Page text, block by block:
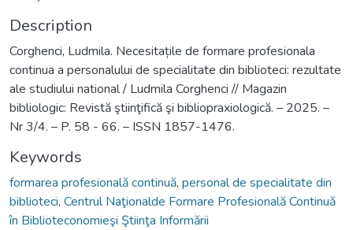
Description
Corghenci, Ludmila. Necesitațile de formare profesionala
continua a personalului de specialitate din biblioteci: rezultate
ale studiului national / Ludmila Corghenci // Magazin
bibliologic: Revistă ştiinţifică şi bibliopraxiologică. – 2025. –
Nr 3/4. – P. 58 - 66. – ISSN 1857-1476.
Keywords
formarea profesională continuă, personal de specialitate din
biblioteci, Centrul Naţionalde Formare Profesională Continuă
în Biblioteconomieşi Ştiinţa Informării